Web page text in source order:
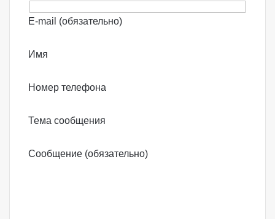
E-mail (обязательно)
Имя
Номер телефона
Тема сообщения
Сообщение (обязательно)